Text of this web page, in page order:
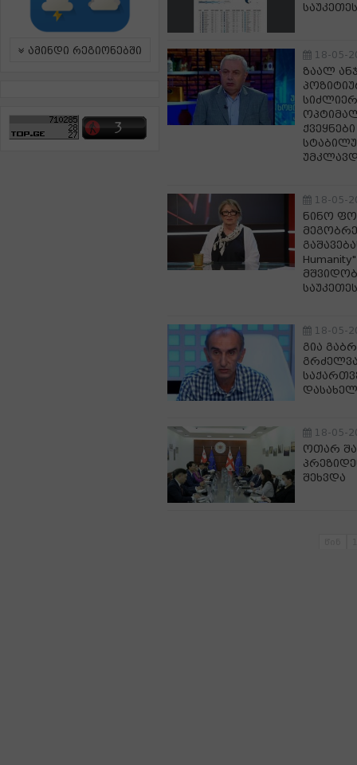
ამინდი რეგიონებში 18-05-
ზაალ
18-05-
ნინო
18-05-
გია
18-05-
ოთარ
შეხვდა